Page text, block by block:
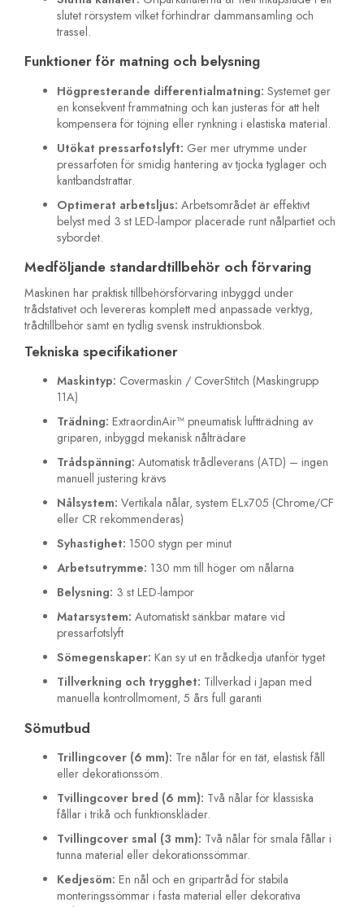
slutet rörsystem vilket förhindrar dammansamling och
trassel.
Funktioner för matning och belysning
Högpresterande differentialmatning: Systemet ger
en konsekvent frammatning och kan justeras för att helt
kompensera för töjning eller rynkning i elastiska material.
Utökat pressarfotslyft: Ger mer utrymme under
pressarfoten för smidig hantering av tjocka tyglager och
kantbandstrattar.
Optimerat arbetsljus: Arbetsområdet är effektivt
belyst med 3 st LED-lampor placerade runt nålpartiet och
sybordet.
Medföljande standardtillbehör och förvaring
Maskinen har praktisk tillbehörsförvaring inbyggd under
trådstativet och levereras komplett med anpassade verktyg,
trådtillbehör samt en tydlig svensk instruktionsbok.
Tekniska specifikationer
Maskintyp: Covermaskin / CoverStitch (Maskingrupp
11A)
Trädning: ExtraordinAir™ pneumatisk luftträdning av
griparen, inbyggd mekanisk nålträdare
Trådspänning: Automatisk trådleverans (ATD) – ingen
manuell justering krävs
Nålsystem: Vertikala nålar, system ELx705 (Chrome/CF
eller CR rekommenderas)
Syhastighet: 1500 stygn per minut
Arbetsutrymme: 130 mm till höger om nålarna
Belysning: 3 st LED-lampor
Matarsystem: Automatiskt sänkbar matare vid
pressarfotslyft
Sömegenskaper: Kan sy ut en trådkedja utanför tyget
Tillverkning och trygghet: Tillverkad i Japan med
manuella kontrollmoment, 5 års full garanti
Sömutbud
Trillingcover (6 mm): Tre nålar för en tät, elastisk fåll
eller dekorationssöm.
Tvillingcover bred (6 mm): Två nålar för klassiska
fållar i trikå och funktionskläder.
Tvillingcover smal (3 mm): Två nålar för smala fållar i
tunna material eller dekorationssömmar.
Kedjesöm: En nål och en gripartråd för stabila
monteringssömmar i fasta material eller dekorativa